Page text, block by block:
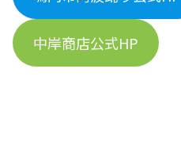
中岸商店公式HP